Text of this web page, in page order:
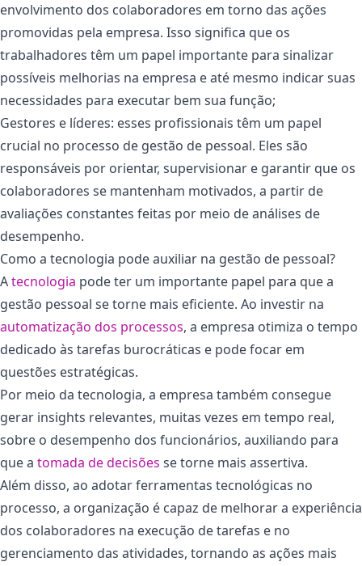
envolvimento dos colaboradores em torno das ações
promovidas pela empresa. Isso significa que os
trabalhadores têm um papel importante para sinalizar
possíveis melhorias na empresa e até mesmo indicar suas
necessidades para executar bem sua função;
Gestores e líderes: esses profissionais têm um papel
crucial no processo de gestão de pessoal. Eles são
responsáveis por orientar, supervisionar e garantir que os
colaboradores se mantenham motivados, a partir de
avaliações constantes feitas por meio de análises de
desempenho.
Como a tecnologia pode auxiliar na gestão de pessoal?
Atecnologia pode ter um importante papel para que a
gestão pessoal se torne mais eficiente. Ao investir na
automatização dos processos, a empresa otimiza o tempo
dedicado às tarefas burocráticas e pode focar em
questões estratégicas.
Por meio da tecnologia, a empresa também consegue
gerar insights relevantes, muitas vezes em tempo real,
sobre o desempenho dos funcionários, auxiliando para
que a tomada de decisões se torne mais assertiva.
Além disso, ao adotar ferramentas tecnológicas no
processo, a organização é capaz de melhorar a experiência
dos colaboradores na execução de tarefas e no
gerenciamento das atividades, tornando as ações mais